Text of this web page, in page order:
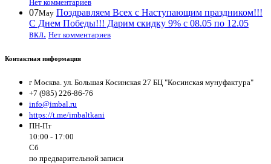
Нет комментариев
07May Поздравляем Всех с Наступающим праздником!!!
С Днем Победы!!! Дарим скидку 9% с 08.05 по 12.05
вкл. Нет комментариев
Контактная информация
г Москва. ул. Большая Косинская 27 БЦ "Косинская мунуфактура"
+7 (985) 226-86-76
info@imbal.ru
https://t.me/imbaltkani
ПН-Пт
10:00 - 17:00
Сб
по предварительной записи